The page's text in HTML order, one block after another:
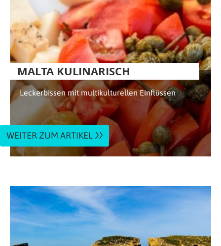
MALTA KULINARISCH
Leckerbissen mit multikulturellen Einflüssen
WEITER ZUM ARTIKEL